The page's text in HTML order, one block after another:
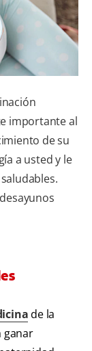
PY (ES)
SUSCRÍBASE
importante al
de su
a usted y le
de la
ganar